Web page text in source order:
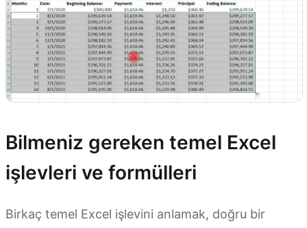
Bilmeniz gereken temel Excel
işlevleri ve formülleri
Birkaç temel Excel işlevini anlamak, doğru bir